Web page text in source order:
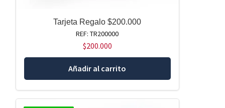
Tarjeta Regalo $200.000
REF: TR200000
$200.000
Añadir al carrito